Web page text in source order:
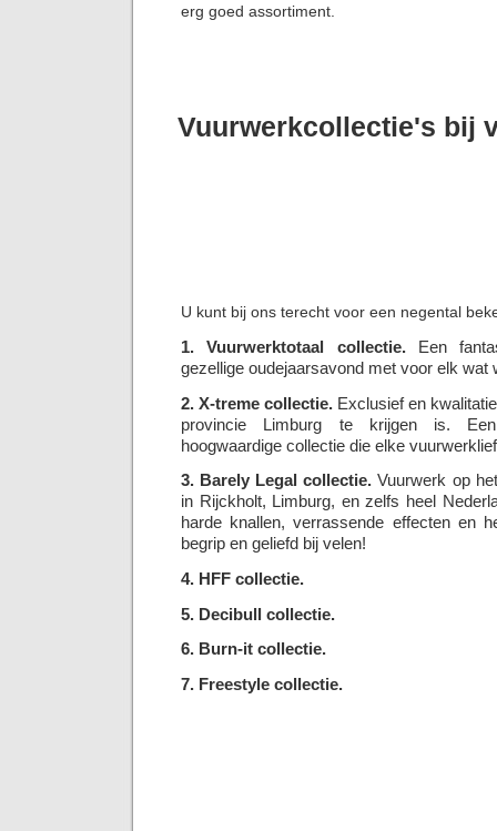
erg goed assortiment.
Vuurwerkcollectie's bij
U kunt bij ons terecht voor een negental
1. Vuurwerktotaal collectie.Een
gezellige oudejaarsavond met voor elk wat
2. X-treme collectie. Exclusief en
provincie Limburg te krijgen is.
hoogwaardige collectie die elke
3. Barely Legal collectie. Vuurwerk op
in Rijckholt, Limburg, en zelfs heel
harde knallen, verrassende effecten en
begrip en geliefd bij velen!
4. HFF collectie.
5. Decibull collectie.
6. Burn-it collectie.
7. Freestyle collectie.